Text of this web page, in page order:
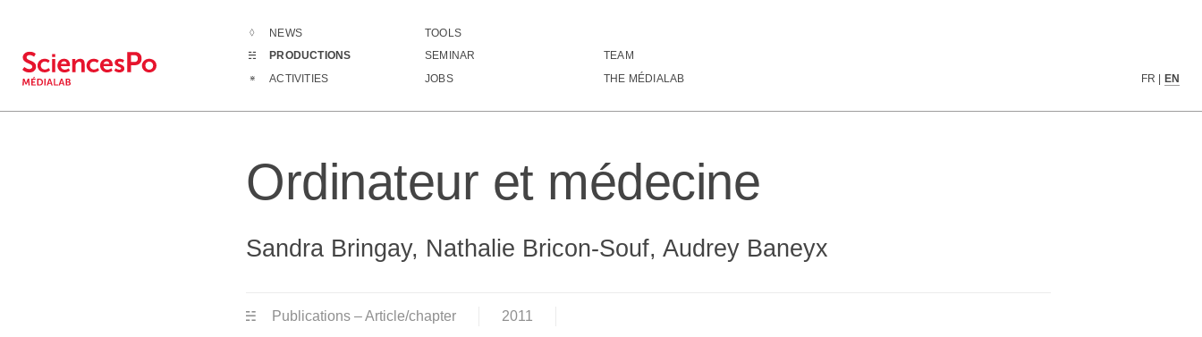
NEWS
PRODUCTIONS
ACTIVITIES
TOOLS
SEMINAR
JOBS
TEAM
THE MÉDIALAB
FR EN
Productions Ordinateur et médecine
Ordinateur et médecine
Sandra Bringay, Nathalie Bricon-Souf, Audrey Baneyx
Publications – Article/chapter 2011